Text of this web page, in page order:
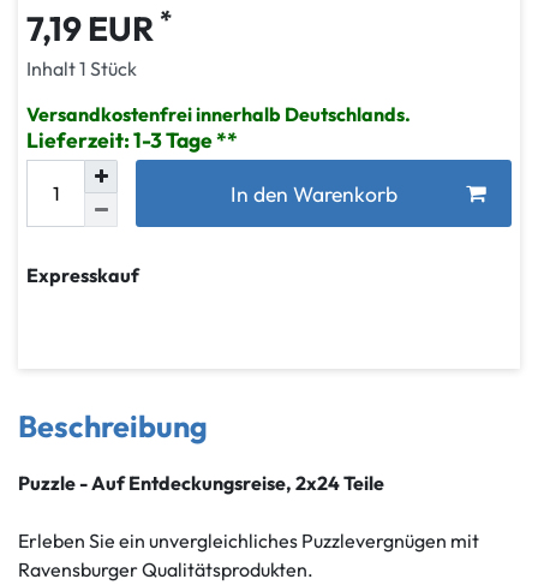
7,19 EUR *
Inhalt1 Stück
Versandkostenfrei innerhalb Deutschlands.
Lieferzeit: 1-3 Tage
In den Warenkorb
Expresskauf
Beschreibung
Puzzle - Auf Entdeckungsreise, 2x24 Teile
Erleben Sie ein unvergleichliches Puzzlevergnügen mit
Ravensburger Qualitätsprodukten.